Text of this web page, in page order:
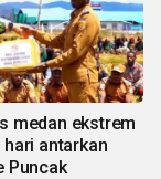
medan ekstrem
antarkan
Puncak